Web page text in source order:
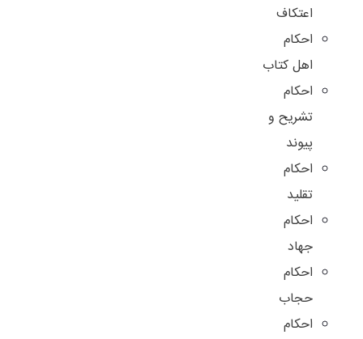
اعتکاف
احکام
اهل کتاب
احکام
تشریح و
پیوند
احکام
تقلید
احکام
جهاد
احکام
حجاب
احکام